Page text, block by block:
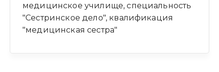
медицинское училище, специальность
"Сестринское дело", квалификация
"медицинская сестра"